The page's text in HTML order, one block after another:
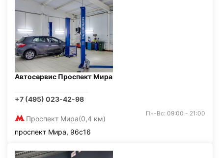
Автосервис Проспект Мира
+7 (495) 023-42-98
Проспект Мира(0,4 км)
Пн-Вс: 09:00 - 21:00
проспект Мира, 96с16